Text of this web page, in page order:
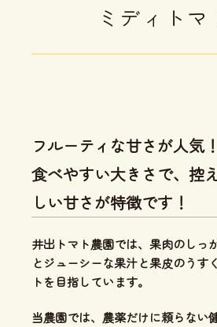
ミディトマ
フルーティな甘さが人気！
食べやすい大きさで、控
しい甘さが特徴です！
井出トマト農園では、 果肉のしっ
とジューシーな果汁と果皮のうす
トを目指しています。
当農園では、 農薬だけに頼らない